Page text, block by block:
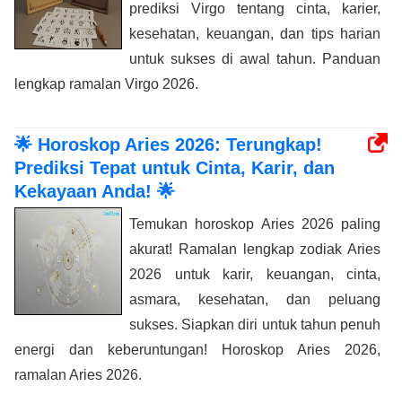
prediksi Virgo tentang cinta, karier,
kesehatan, keuangan, dan tips harian
untuk sukses di awal tahun. Panduan
lengkap ramalan Virgo 2026.
🌟 Horoskop Aries 2026: Terungkap!
Prediksi Tepat untuk Cinta, Karir, dan
Kekayaan Anda! 🌟
Temukan horoskop Aries 2026 paling
akurat! Ramalan lengkap zodiak Aries
2026 untuk karir, keuangan, cinta,
asmara, kesehatan, dan peluang
sukses. Siapkan diri untuk tahun penuh
energi dan keberuntungan! Horoskop Aries 2026,
ramalan Aries 2026.